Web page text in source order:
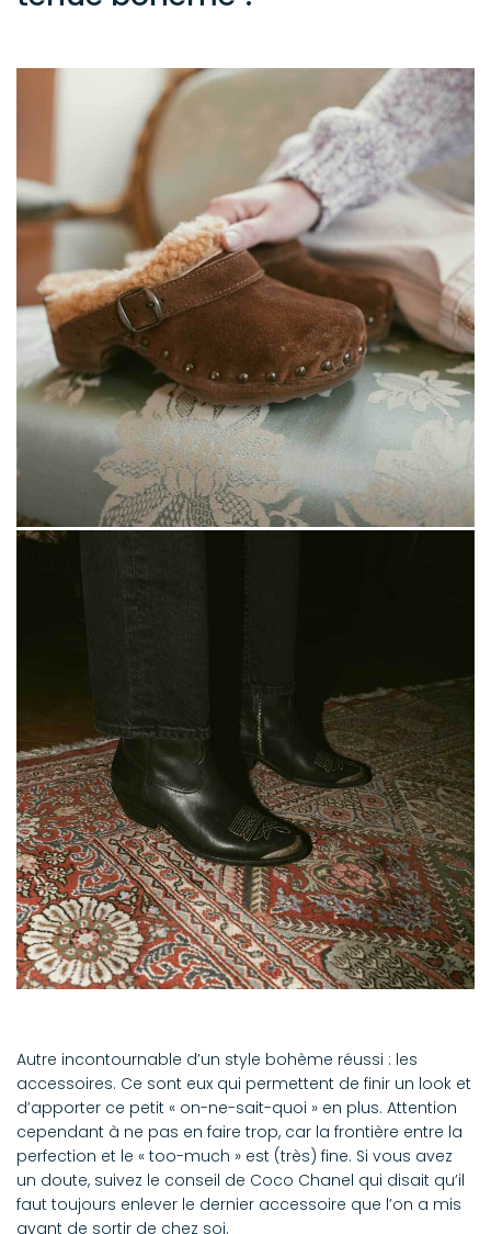
Autre incontournable d’un style bohème réussi : les
accessoires. Ce sont eux qui permettent de finir un look et
d’apporter ce petit « on-ne-sait-quoi » en plus. Attention
cependant à ne pas en faire trop, car la frontière entre la
perfection et le « too-much » est (très) fine. Si vous avez
un doute, suivez le conseil de Coco Chanel qui disait qu’il
faut toujours enlever le dernier accessoire que l’on a mis
avant de sortir de chez soi.